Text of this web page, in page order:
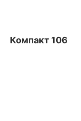
Компакт 106